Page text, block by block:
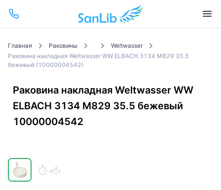
Главная Раковины
Weltwasser
Раковина накладная Weltwasser WW ELBACH 3134 M829 35.5
бежевый (10000004542)
Раковина накладная Weltwasser WW
ELBACH 3134 M829 35.5 бежевый
10000004542